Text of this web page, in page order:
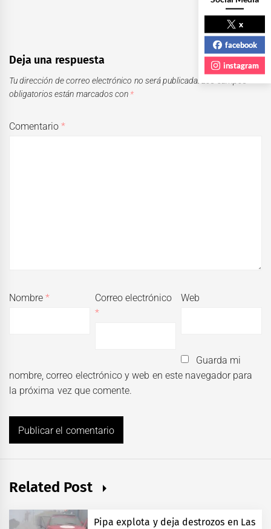
Deja una respuesta
Tu dirección de correo electrónico no será publicada.
obligatorios están marcados con *
Comentario*
Nombre*
Correo electrónico
*
Web
Guarda mi
nombre, correo electrónico y web en este navegador para
la próxima vez que comente.
Related Post
Pipa explota y deja destrozos en Las
x
facebook
instagram